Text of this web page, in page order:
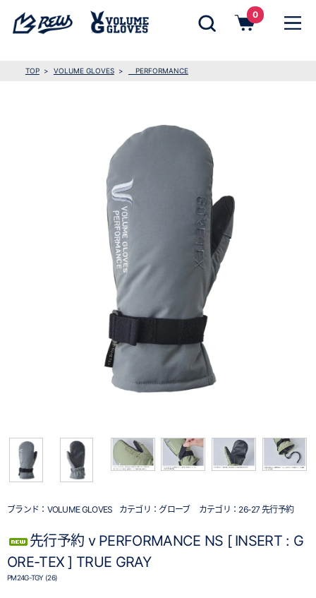
0
TOP VOLUME GLOVES PERFORMANCE
ブランド： VOLUME GLOVES カテゴリ： グローブ カテゴリ： 26-27 先行予約
先行予約 v PERFORMANCE NS [ INSERT : G
ORE-TEX ] TRUE GRAY
PM24G-TGY (26)